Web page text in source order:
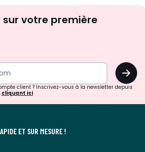
d'inspirations
surprises?
sur votre première
OK
client ? Inscrivez-vous à la newsletter depuis
cliquant ici
ET SUR MESURE !